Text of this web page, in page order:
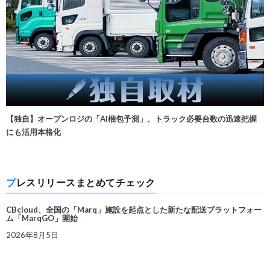
【独自】オープンロジの「AI梱包予測」、トラック必要台数の迅速把握
にも活用本格化
プレスリリースまとめてチェック
CBcloud、全国の「Marq」施設を起点とした新たな配送プラットフォー
ム「MarqGO」開始
2026年8月5日